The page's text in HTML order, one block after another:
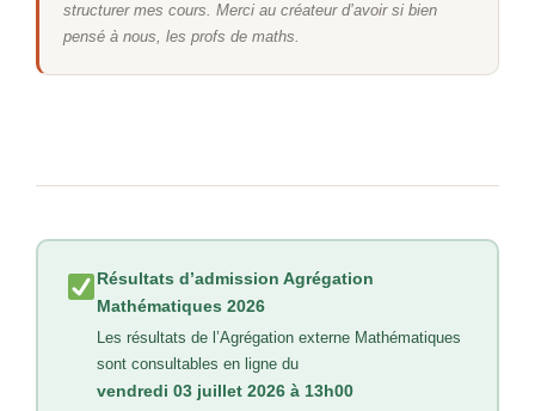
structurer mes cours. Merci au créateur d’avoir si bien
pensé à nous, les profs de maths.
Résultats d’admission Agrégation
Mathématiques 2026
Les résultats de l’Agrégation externe Mathématiques
sont consultables en ligne du
vendredi 03 juillet 2026 à 13h00